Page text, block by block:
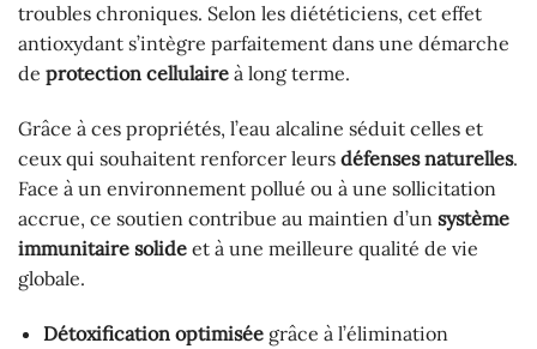
troubles chroniques. Selon les diététiciens, cet effet
antioxydant s’intègre parfaitement dans une démarche
de protection cellulaire à long terme.
Grâce à ces propriétés, l’eau alcaline séduit celles et
ceux qui souhaitent renforcer leurs défenses naturelles.
Face à un environnement pollué ou à une sollicitation
accrue, ce soutien contribue au maintien d’un système
immunitaire solide et à une meilleure qualité de vie
globale.
Détoxification optimiséegrâce à l’élimination